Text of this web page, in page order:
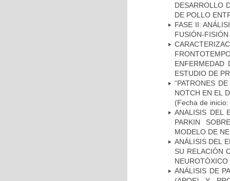
DESARROLLO
DE POLLO
FASE II:
FUSIÓN-
ENFERMEDAD
ESTUDIO DE
“PATRONES
NOTCH EN EL
(Fecha de
ANALISIS DEL
PARKIN
MODELO DE
ANÁLISIS DEL
SU RELACIÓN
NEUROTÓXICO
ANÁLISIS DE